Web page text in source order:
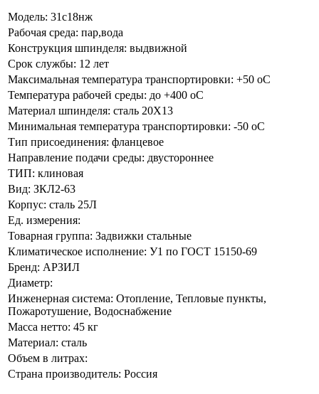
Модель: 31с18нж
Рабочая среда: пар,вода
Конструкция шпинделя: выдвижной
Срок службы: 12 лет
Максимальная температура транспортировки: +50 оC
Температура рабочей среды: до +400 oC
Материал шпинделя: сталь 20Х13
Минимальная температура транспортировки: -50 оC
Тип присоединения: фланцевое
Направление подачи среды: двустороннее
ТИП: клиновая
Вид: ЗКЛ2-63
Корпус: сталь 25Л
Ед. измерения:
Товарная группа: Задвижки стальные
Климатическое исполнение: У1 по ГОСТ 15150-69
Бренд: АРЗИЛ
Диаметр:
Инженерная система: Отопление, Тепловые пункты,
Пожаротушение, Водоснабжение
Масса нетто: 45 кг
Материал: сталь
Объем в литрах:
Страна производитель: Россия